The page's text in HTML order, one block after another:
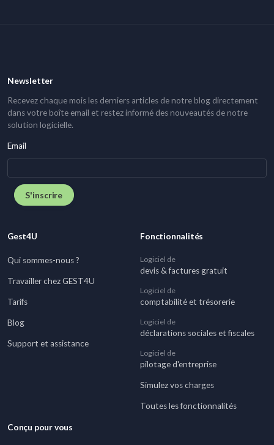
Newsletter
Recevez chaque mois les derniers articles de notre blog directement
dans votre boîte email et restez informé des nouveautés de notre
solution logicielle.
Email
S'inscrire
Gest4U
Qui sommes-nous ?
Travailler chez GEST4U
Tarifs
Blog
Support et assistance
Fonctionnalités
Logiciel de
devis & factures gratuit
Logiciel de
comptabilité et trésorerie
Logiciel de
déclarations sociales et fiscales
Logiciel de
pilotage d'entreprise
Simulez vos charges
Toutes les fonctionnalités
Conçu pour vous